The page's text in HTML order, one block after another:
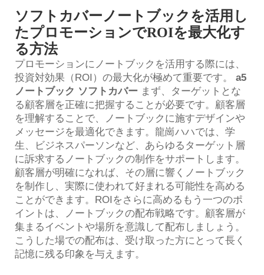
ソフトカバーノートブックを活用し
たプロモーションでROIを最大化す
る方法
プロモーションにノートブックを活用する際には、
投資対効果（ROI）の最大化が極めて重要です。 a5
ノートブック ソフトカバー まず、ターゲットとな
る顧客層を正確に把握することが必要です。顧客層
を理解することで、ノートブックに施すデザインや
メッセージを最適化できます。龍崗ハハでは、学
生、ビジネスパーソンなど、あらゆるターゲット層
に訴求するノートブックの制作をサポートします。
顧客層が明確になれば、その層に響くノートブック
を制作し、実際に使われて好まれる可能性を高める
ことができます。ROIをさらに高めるもう一つのポ
イントは、ノートブックの配布戦略です。顧客層が
集まるイベントや場所を意識して配布しましょう。
こうした場での配布は、受け取った方にとって長く
記憶に残る印象を与えます。